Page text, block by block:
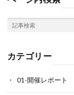
カテゴリー
01-開催レポート